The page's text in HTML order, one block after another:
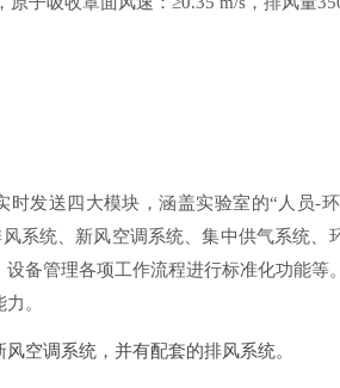
时发送四大模块，涵盖实验室的“人员-
系统、新风空调系统、集中供气系统、
备管理各项工作流程进行标准化功能等
。
空调系统，并有配套的排风系统。